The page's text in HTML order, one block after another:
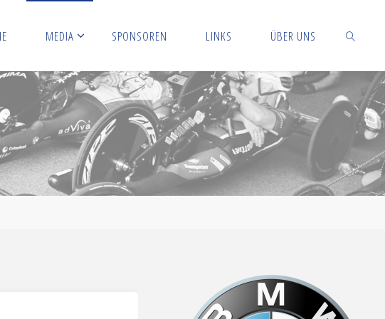
MEDIA SPONSOREN LINKS ÜBER UNS
SUCHEN